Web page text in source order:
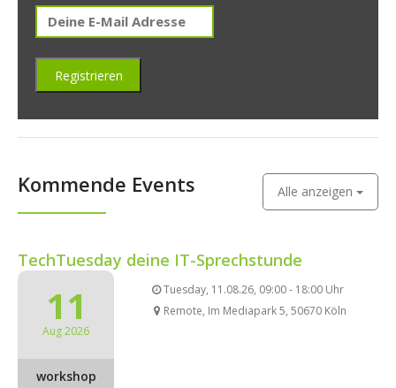
Kommende Events Alle anzeigen
TechTuesday deine IT-Sprechstunde
11
Aug 2026
workshop
Tuesday, 11.08.26, 09:00 - 18:00 Uhr
Remote, Im Mediapark 5, 50670 Köln